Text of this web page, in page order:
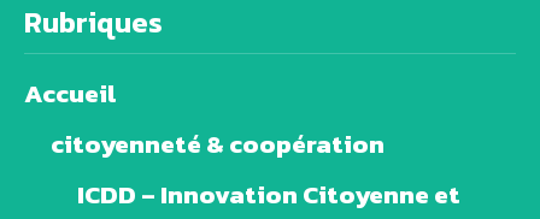
Rubriques
Accueil
citoyenneté & coopération
ICDD – Innovation Citoyenne et